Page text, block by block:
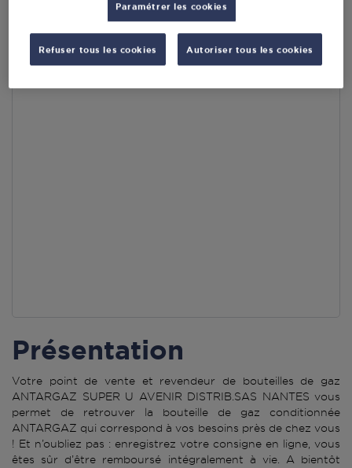
Accès
Présentation
Votre point de vente et revendeur de bouteilles de gaz
ANTARGAZ SUPER U AVENIR DISTRIB.SAS NANTES vous
permet de retrouver la bouteille de gaz conditionnée
ANTARGAZ qui correspond à vos besoins près de chez vous
! Et n’oubliez pas : enregistrez votre consigne en ligne, vous
êtes sûr d’être remboursé intégralement à vie. A bientôt
Paramétrer les cookies
Refuser tous les cookies Autoriser tous les cookies